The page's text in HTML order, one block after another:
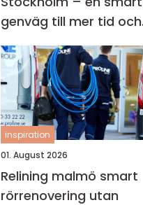
genväg till mer tid och
lugn i vardagen
inspiration
01. August 2026
Relining malmö smart
rörrenovering utan